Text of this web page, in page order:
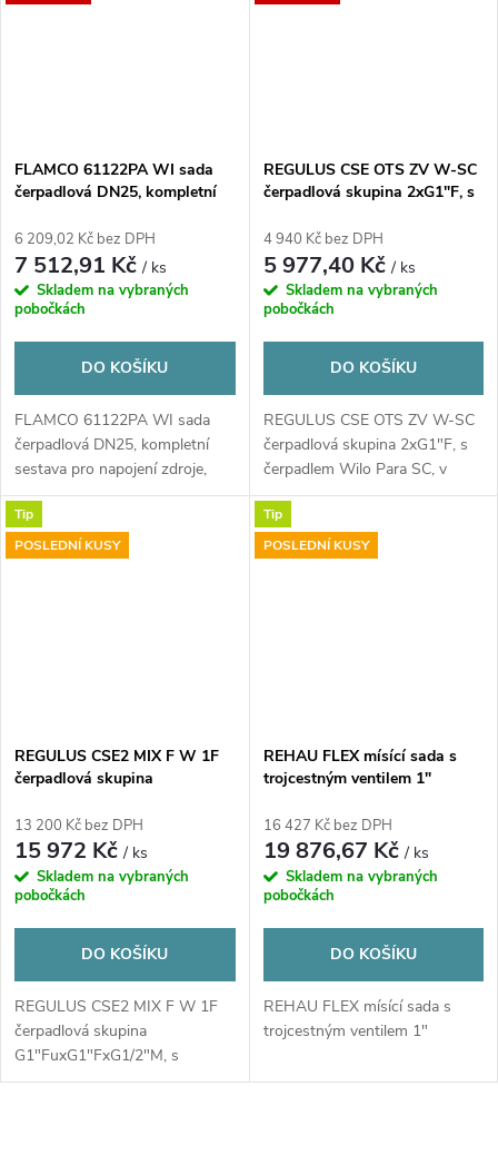
FLAMCO 61122PA WI sada
čerpadlová DN25, kompletní
mosaz
6 209,02 Kč bez DPH
7 512,91 Kč/ ks
Skladem na vybraných
pobočkách
DO KOŠÍKU
FLAMCO 61122PA WI sada
čerpadlová DN25, kompletní
sestava pro napojení zdroje,
mosaz
REGULUS CSE OTS ZV W-SC
čerpadlová skupina 2xG1"F, s
izolaci
4 940 Kč bez DPH
5 977,40 Kč/ ks
Skladem na vybraných
pobočkách
DO KOŠÍKU
REGULUS CSE OTS ZV W-SC
čerpadlová skupina 2xG1"F, s
čerpadlem Wilo Para SC, v
izolaci
Tip
POSLEDNÍ KUSY
REGULUS CSE2 MIX F W 1F
čerpadlová skupina
čerpadlem Wilo Para 25/8 SC,
v izolaci
13 200 Kč bez DPH
15 972 Kč/ ks
Skladem na vybraných
pobočkách
DO KOŠÍKU
REGULUS CSE2 MIX F W 1F
čerpadlová skupina
G1"FuxG1"FxG1/2"M, s
čerpadlem Wilo Para 25/8 SC,
Tip
POSLEDNÍ KUSY
REHAU FLEX mísící sada s
trojcestným ventilem 1"
16 427 Kč bez DPH
19 876,67 Kč/ ks
Skladem na vybraných
pobočkách
DO KOŠÍKU
REHAU FLEX mísící sada s
trojcestným ventilem 1"